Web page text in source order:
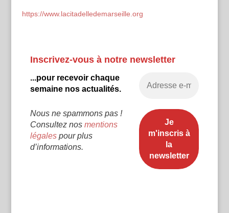
https://www.lacitadelledemarseille.org
Inscrivez-vous à notre newsletter
...pour recevoir chaque
semaine nos actualités.
Nous ne spammons pas !
Consultez nos mentions
légalespour plus
d’informations.